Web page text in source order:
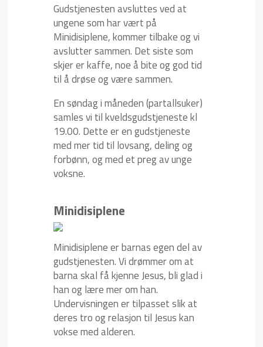
Gudstjenesten avsluttes ved at
ungene som har vært på
Minidisiplene, kommer tilbake og vi
avslutter sammen. Det siste som
skjer er kaffe, noe å bite og god tid
til å drøse og være sammen.
En søndag i måneden (partallsuker)
samles vi til kveldsgudstjeneste kl
19.00. Dette er en gudstjeneste
med mer tid til lovsang, deling og
forbønn, og med et preg av unge
voksne.
Minidisiplene
Minidisiplene er barnas egen del av
gudstjenesten. Vi drømmer om at
barna skal få kjenne Jesus, bli glad i
han og lære mer om han.
Undervisningen er tilpasset slik at
deres tro og relasjon til Jesus kan
vokse med alderen.